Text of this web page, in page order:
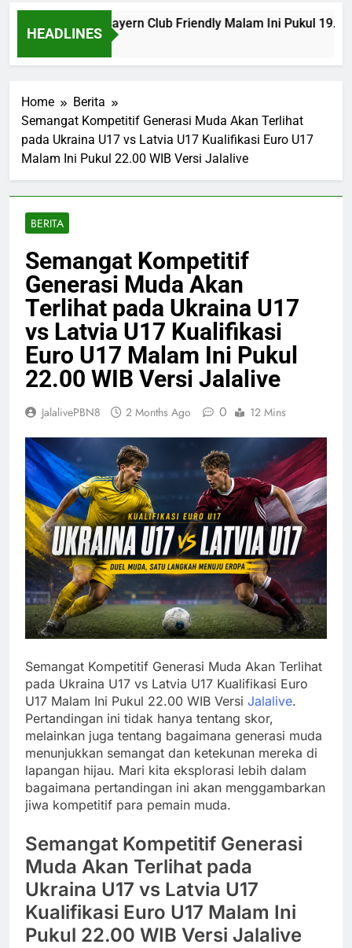
HEADLINES
Aston Villa vs Bayern Club Friendly Malam Ini Pukul 19.00
Home
Berita
Semangat Kompetitif Generasi Muda Akan Terlihat
pada Ukraina U17 vs Latvia U17 Kualifikasi Euro U17
Malam Ini Pukul 22.00 WIB Versi Jalalive
BERITA
Semangat Kompetitif
Generasi Muda Akan
Terlihat pada Ukraina U17
vs Latvia U17 Kualifikasi
Euro U17 Malam Ini Pukul
22.00 WIB Versi Jalalive
JalalivePBN8 2 Months Ago 0 12 Mins
Semangat Kompetitif Generasi Muda Akan Terlihat
pada Ukraina U17 vs Latvia U17 Kualifikasi Euro
U17 Malam Ini Pukul 22.00 WIB Versi Jalalive.
Pertandingan ini tidak hanya tentang skor,
melainkan juga tentang bagaimana generasi muda
menunjukkan semangat dan ketekunan mereka di
lapangan hijau. Mari kita eksplorasi lebih dalam
bagaimana pertandingan ini akan menggambarkan
jiwa kompetitif para pemain muda.
Semangat Kompetitif Generasi
Muda Akan Terlihat pada
Ukraina U17 vs Latvia U17
Kualifikasi Euro U17 Malam Ini
Pukul 22.00 WIB Versi Jalalive